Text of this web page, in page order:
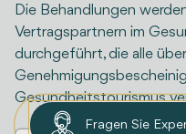
Die Behandlungen
Vertragspartnern im
durchgeführt, die alle
Gesundheitstourismus
Fragen Sie